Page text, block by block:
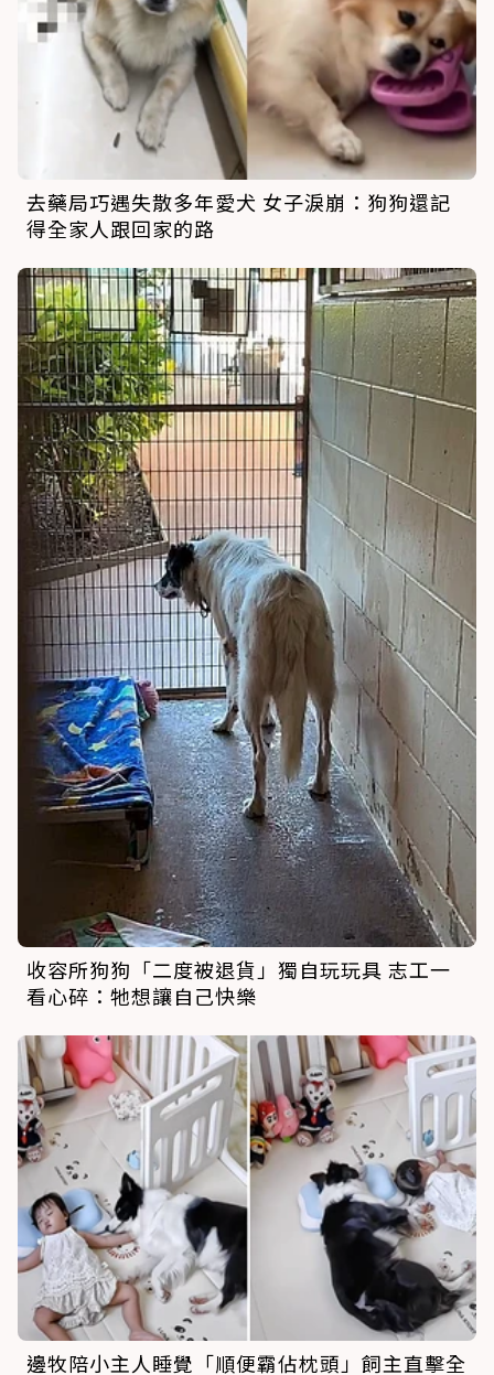
去藥局巧遇失散多年愛犬 女子淚崩：狗狗還記
得全家人跟回家的路
收容所狗狗「二度被退貨」獨自玩玩具 志工一
看心碎：牠想讓自己快樂
邊牧陪小主人睡覺「順便霸佔枕頭」飼主直擊全